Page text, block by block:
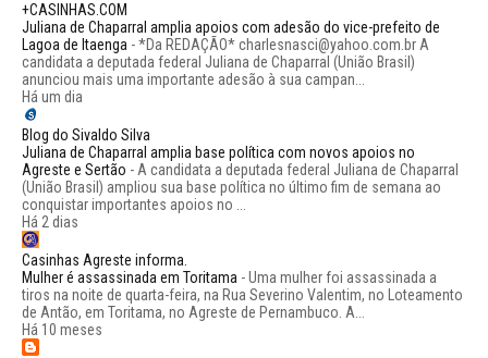
+CASINHAS.COM
Juliana de Chaparral amplia apoios com adesão do vice-prefeito de
Lagoa de Itaenga -*Da REDAÇÃO* charlesnasci@yahoo.com.br A
candidata a deputada federal Juliana de Chaparral (União Brasil)
anunciou mais uma importante adesão à sua campan...
Há um dia
Blog do Sivaldo Silva
Juliana de Chaparral amplia base política com novos apoios no
Agreste e Sertão - A candidata a deputada federal Juliana de Chaparral
(União Brasil) ampliou sua base política no último fim de semana ao
conquistar importantes apoios no ...
Há 2 dias
Casinhas Agreste informa.
Mulher é assassinada em Toritama -Uma mulher foi assassinada a
tiros na noite de quarta-feira, na Rua Severino Valentim, no Loteamento
de Antão, em Toritama, no Agreste de Pernambuco. A...
Há 10 meses